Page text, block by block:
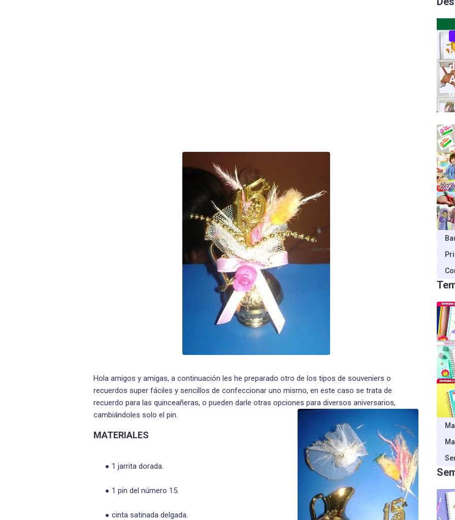
Hola amigos y amigas, a continuación les he preparado otro de los tipos de souveniers o
recuerdos super fáciles y sencillos de confeccionar uno mismo, en este caso se trata de
recuerdo para las quinceañeras, o pueden darle otras opciones para diversos aniversarios,
cambiándoles solo el pin.
MATERIALES
1 jarrita dorada.
1 pin del número 15.
cinta satinada delgada.